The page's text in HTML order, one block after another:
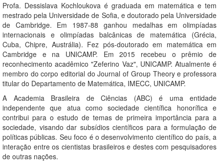
Profa. Dessislava Kochloukova é graduada em matemática e tem
mestrado pela Universidade de Sofia, e doutorado pela Universidade
de Cambridge. Em 1987-88 ganhou medalhas em olimpíadas
internacionais e olimpíadas balcânicas de matemática (Grécia,
Cuba, Chipre, Austrália). Fez pós-doutorado em matemática em
Cambridge e na UNICAMP. Em 2015 recebeu o prêmio de
reconhecimento acadêmico "Zeferino Vaz", UNICAMP. Atualmente é
membro do corpo editorial do Journal of Group Theory e professora
titular do Departamento de Matemática, IMECC, UNICAMP.
A Academia Brasileira de Ciências (ABC) é uma entidade
independente que atua como sociedade científica honorífica e
contribui para o estudo de temas de primeira importância para a
sociedade, visando dar subsídios científicos para a formulação de
políticas públicas. Seu foco é o desenvolvimento científico do país, a
interação entre os cientistas brasileiros e destes com pesquisadores
de outras nações.